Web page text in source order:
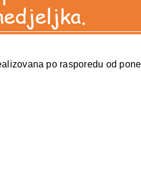
po rasporedu od